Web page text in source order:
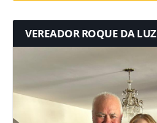
VEREADOR ROQUE DA LUZ